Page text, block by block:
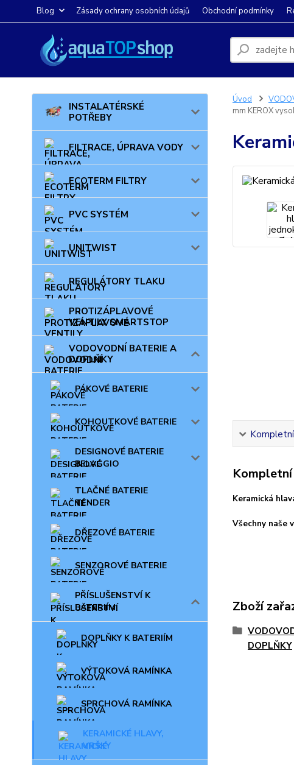
Blog Zásady ochrany osobních údajů Obchodní podmínky
INSTALATÉRSKÉ
POTŘEBY
FILTRACE, ÚPRAVA VODY
ECOTERM FILTRY
PVC SYSTÉM
UNITWIST
REGULÁTORY TLAKU
PROTIZÁPLAVOVÉ
VENTILY SMARTSTOP
VODOVODNÍ BATERIE A
DOPLŇKY
PÁKOVÉ BATERIE
KOHOUTKOVÉ BATERIE
DESIGNOVÉ BATERIE
BELAGGIO
TLAČNÉ BATERIE
TENDER
DŘEZOVÉ BATERIE
SENZOROVÉ BATERIE
PŘÍSLUŠENSTVÍ K
BATERIÍM
DOPLŇKY K BATERIÍM
VÝTOKOVÁ RAMÍNKA
SPRCHOVÁ RAMÍNKA
KERAMICKÉ HLAVY,
VRŠKY
Úvod
mm KEROX
Keramická
Všechny naše
Zboží
DOPLŇKY